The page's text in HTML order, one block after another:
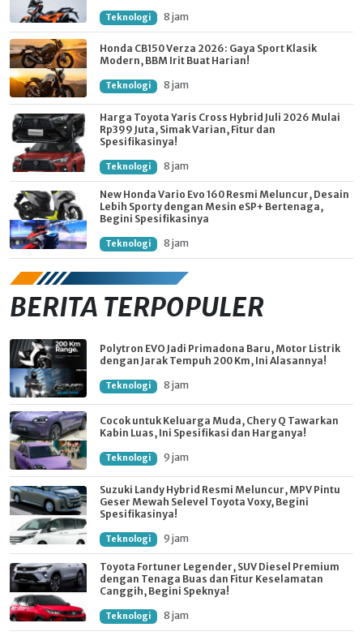
Teknologi 8 jam
Honda CB150 Verza 2026: Gaya Sport Klasik
Modern, BBM Irit Buat Harian!
Teknologi 8 jam
Harga Toyota Yaris Cross Hybrid Juli 2026 Mulai
Rp399 Juta, Simak Varian, Fitur dan
Spesifikasinya!
Teknologi 8 jam
New Honda Vario Evo 160 Resmi Meluncur, Desain
Lebih Sporty dengan Mesin eSP+ Bertenaga,
Begini Spesifikasinya
Teknologi 8 jam
BERITA TERPOPULER
Polytron EVO Jadi Primadona Baru, Motor Listrik
dengan Jarak Tempuh 200 Km, Ini Alasannya!
Teknologi 8 jam
Cocok untuk Keluarga Muda, Chery Q Tawarkan
Kabin Luas, Ini Spesifikasi dan Harganya!
Teknologi 9 jam
Suzuki Landy Hybrid Resmi Meluncur, MPV Pintu
Geser Mewah Selevel Toyota Voxy, Begini
Spesifikasinya!
Teknologi 9 jam
Toyota Fortuner Legender, SUV Diesel Premium
dengan Tenaga Buas dan Fitur Keselamatan
Canggih, Begini Speknya!
Teknologi 8 jam